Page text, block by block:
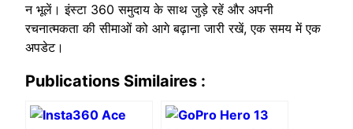
न भूलें। इंस्टा 360 समुदाय के साथ जुड़े रहें और अपनी
रचनात्मकता की सीमाओं को आगे बढ़ाना जारी रखें, एक समय में एक
अपडेट।
Publications Similaires :